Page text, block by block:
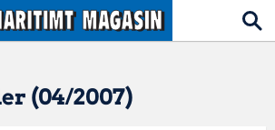
(04/2007)